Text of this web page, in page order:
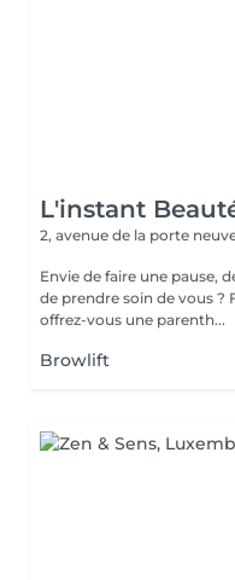
L'instant
2, avenue de la porte
Envie de faire une pause,
de prendre soin de vous ?
offrez-vous une parenth...
Browlift